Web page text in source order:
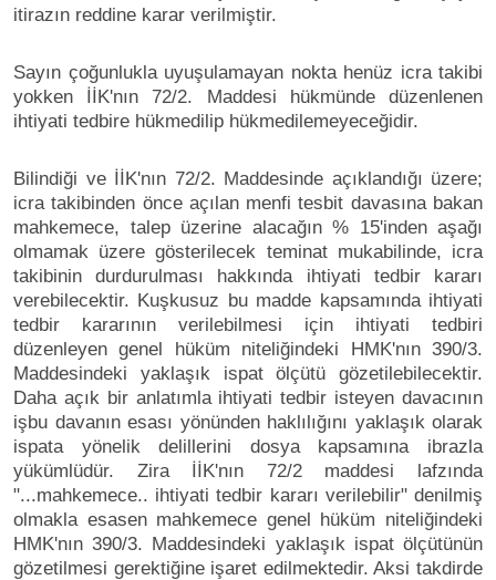
itirazın reddine karar verilmiştir.
Sayın çoğunlukla uyuşulamayan nokta henüz icra takibi
yokken İİK'nın 72/2. Maddesi hükmünde düzenlenen
ihtiyati tedbire hükmedilip hükmedilemeyeceğidir.
Bilindiği ve İİK'nın 72/2. Maddesinde açıklandığı üzere;
icra takibinden önce açılan menfi tesbit davasına bakan
mahkemece, talep üzerine alacağın % 15'inden aşağı
olmamak üzere gösterilecek teminat mukabilinde, icra
takibinin durdurulması hakkında ihtiyati tedbir kararı
verebilecektir. Kuşkusuz bu madde kapsamında ihtiyati
tedbir kararının verilebilmesi için ihtiyati tedbiri
düzenleyen genel hüküm niteliğindeki HMK'nın 390/3.
Maddesindeki yaklaşık ispat ölçütü gözetilebilecektir.
Daha açık bir anlatımla ihtiyati tedbir isteyen davacının
işbu davanın esası yönünden haklılığını yaklaşık olarak
ispata yönelik delillerini dosya kapsamına ibrazla
yükümlüdür. Zira İİK'nın 72/2 maddesi lafzında
"...mahkemece.. ihtiyati tedbir kararı verilebilir" denilmiş
olmakla esasen mahkemece genel hüküm niteliğindeki
HMK'nın 390/3. Maddesindeki yaklaşık ispat ölçütünün
gözetilmesi gerektiğine işaret edilmektedir. Aksi takdirde